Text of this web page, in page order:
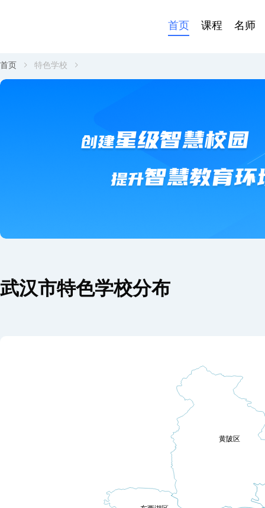
首页 课程 名师
首页 特色学校
武汉市特色学校分布